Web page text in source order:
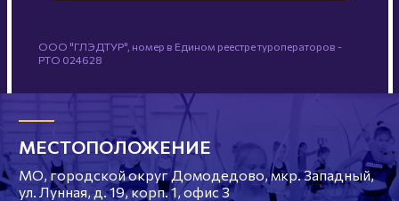
ООО "ГЛЭДТУР", номер в Едином реестре туроператоров -
РТО 024628
МЕСТОПОЛОЖЕНИЕ
МО, городской округ Домодедово, мкр. Западный,
ул. Лунная, д. 19, корп. 1, офис 3